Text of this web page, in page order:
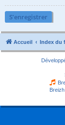
S’enregistrer
Accueil Index du